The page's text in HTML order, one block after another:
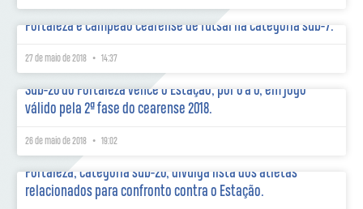
Fortaleza é campeão cearense de futsal na categoria sub-7.
27 de maio de 2018 14:37
Sub-20 do Fortaleza vence o Estação, por 6 a 0, em jogo
válido pela 2ª fase do cearense 2018.
26 de maio de 2018 19:02
Fortaleza, categoria sub-20, divulga lista dos atletas
relacionados para confronto contra o Estação.